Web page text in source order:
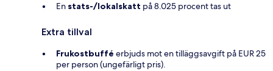
En stats-/lokalskatt på 8.025 procent tas ut
Extra tillval
Frukostbuffé erbjuds mot en tilläggsavgift på EUR 25
per person (ungefärligt pris).